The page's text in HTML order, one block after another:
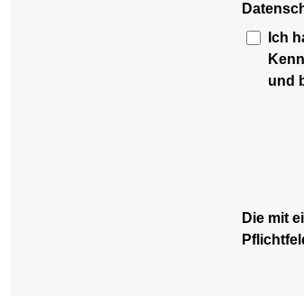
Ich
und
Die mit